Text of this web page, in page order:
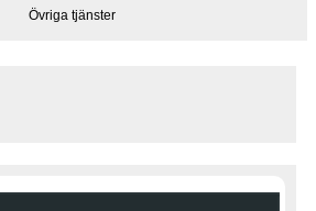
Övriga tjänster